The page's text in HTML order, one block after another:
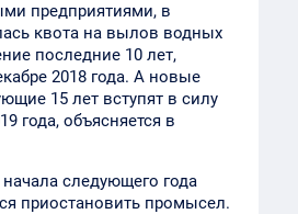
предприятиями, в
квота на вылов водных
последние 10 лет,
2018 года. А новые
15 лет вступят в силу
года, объясняется в
следующего года
приостановить промысел.